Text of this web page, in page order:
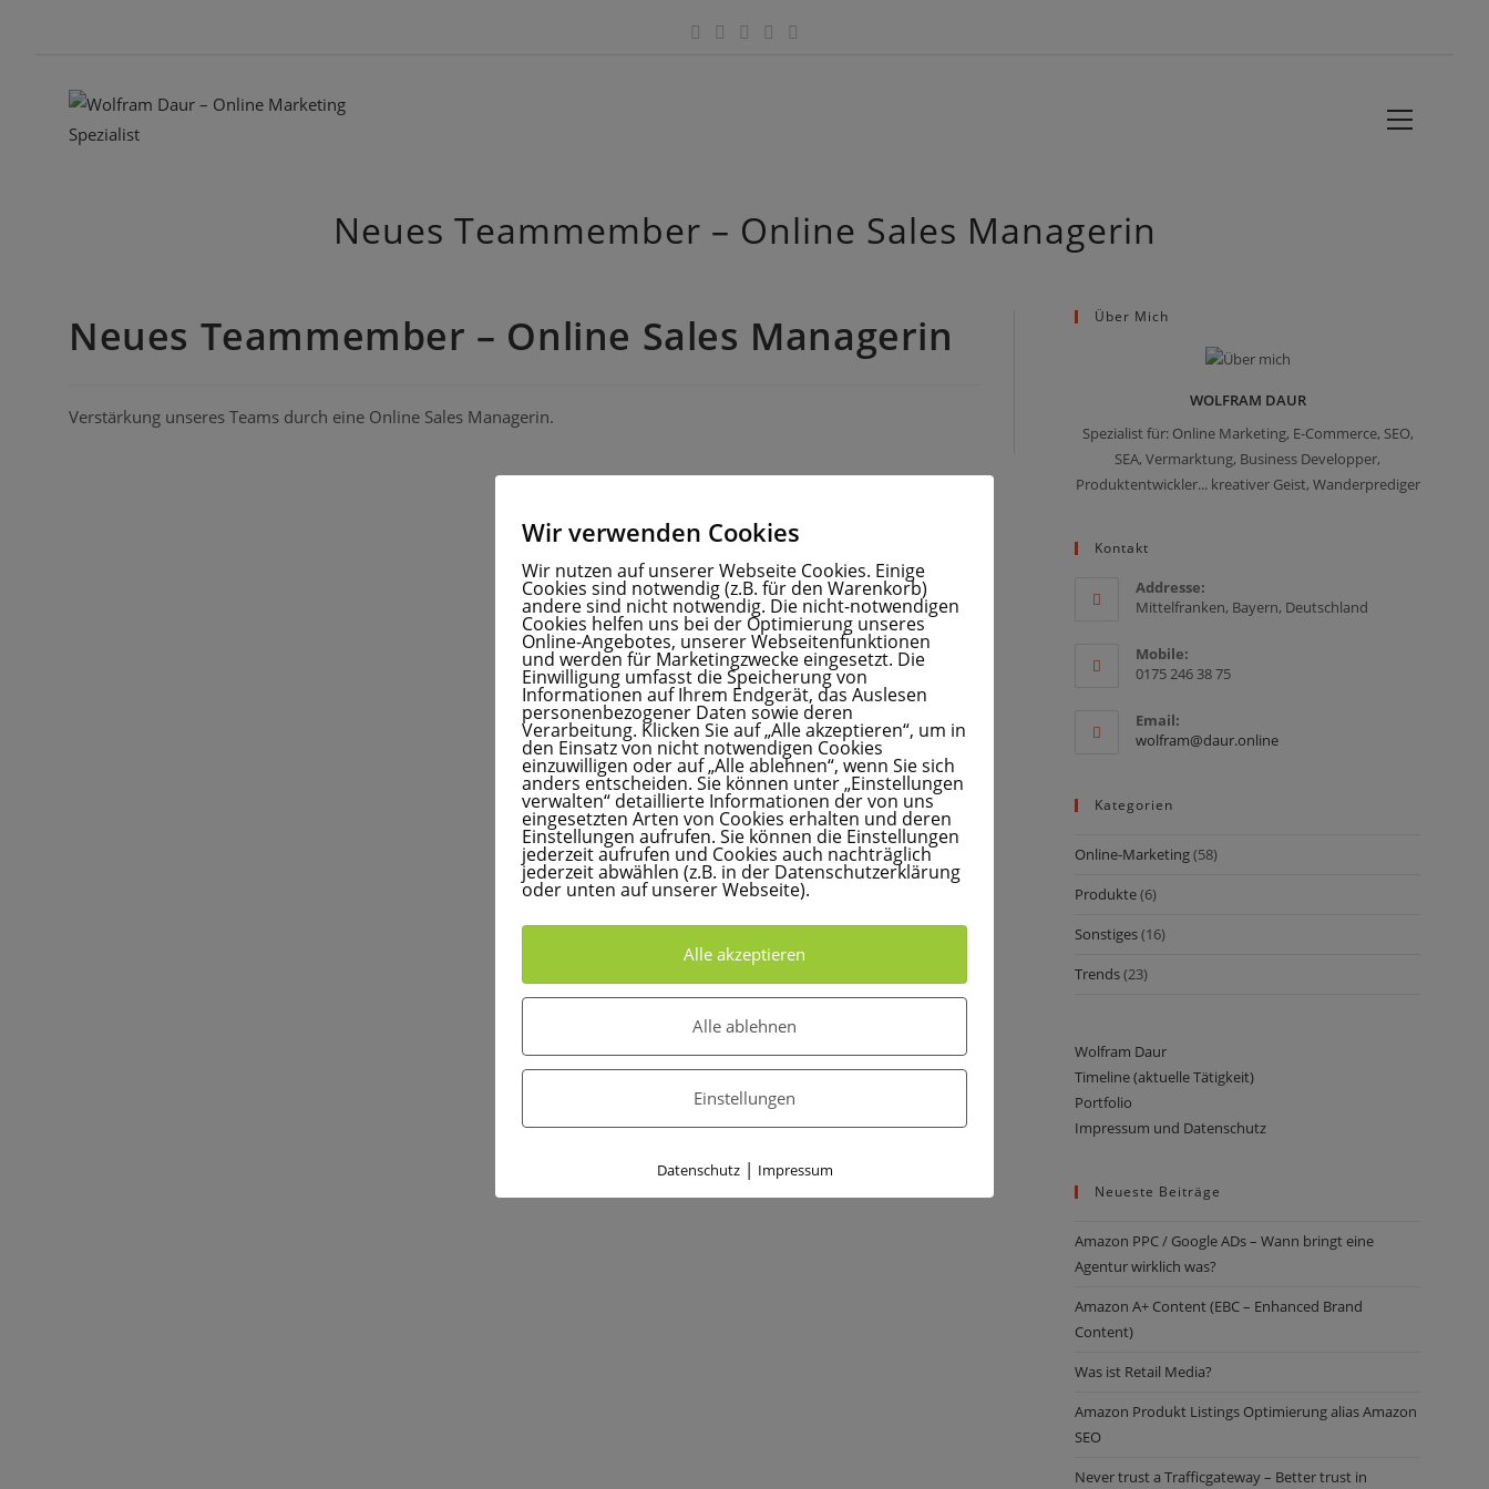
Website-
Neues Teammember – Online Sales Managerin
Neues Teammember – Online Sales Managerin
Verstärkung unseres Teams durch eine Online Sales Managerin.
Über Mich
WOLFRAM DAUR
Spezialist für: Online Marketing, E-Commerce, SEO,
SEA, Vermarktung, Business Developper,
Produktentwickler... kreativer Geist, Wanderprediger
Kontakt
Addresse:
Mittelfranken, Bayern, Deutschland
Mobile:
0175 246 38 75
Email:
wolfram@daur.onlineOpens
Kategorien
Online-Marketing(58)
Produkte(6)
Sonstiges(16)
Trends(23)
Wolfram Daur
Timeline (aktuelle Tätigkeit)
Portfolio
Impressum und Datenschutz
Neueste Beiträge
Amazon PPC / Google ADs – Wann bringt eine
Agentur wirklich was?
Amazon ­­­A+ Content (EBC – Enhanced Brand
Content)
Was ist Retail Media?
Amazon Produkt Listings Optimierung alias Amazon
SEO
Never trust a Trafficgateway – Better trust in
Wir verwenden Cookies
Wir nutzen auf unserer Webseite Cookies. Einige
Cookies sind notwendig (z.B. für den Warenkorb)
andere sind nicht notwendig. Die nicht-notwendigen
Cookies helfen uns bei der Optimierung unseres
Online-Angebotes, unserer Webseitenfunktionen
und werden für Marketingzwecke eingesetzt. Die
Einwilligung umfasst die Speicherung von
Informationen auf Ihrem Endgerät, das Auslesen
personenbezogener Daten sowie deren
Verarbeitung. Klicken Sie auf „Alle akzeptieren“, um in
den Einsatz von nicht notwendigen Cookies
einzuwilligen oder auf „Alle ablehnen“, wenn Sie sich
anders entscheiden. Sie können unter „Einstellungen
verwalten“ detaillierte Informationen der von uns
eingesetzten Arten von Cookies erhalten und deren
Einstellungen aufrufen. Sie können die Einstellungen
jederzeit aufrufen und Cookies auch nachträglich
jederzeit abwählen (z.B. in der Datenschutzerklärung
oder unten auf unserer Webseite).
Alle akzeptieren
Alle ablehnen
Einstellungen
Datenschutz| Impressum